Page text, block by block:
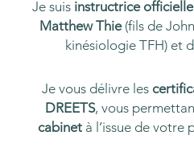
Je suis instructrice
Matthew Thie(fils de
kinésiologie TFH) et
Je vous délivre les
DREETS, vous
cabinetà l’issue de votre